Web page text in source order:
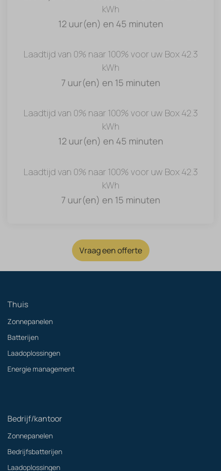
kWh
12 uur(en) en 45 minuten
Laadtijd van 0% naar 100% voor uw Box 42.3
kWh
7 uur(en) en 15 minuten
Laadtijd van 0% naar 100% voor uw Box 42.3
kWh
12 uur(en) en 45 minuten
Laadtijd van 0% naar 100% voor uw Box 42.3
kWh
7 uur(en) en 15 minuten
Vraag een offerte
Thuis
Zonnepanelen
Batterijen
Laadoplossingen
Energie management
Bedrijf/kantoor
Zonnepanelen
Bedrijfsbatterijen
Laadoplossingen